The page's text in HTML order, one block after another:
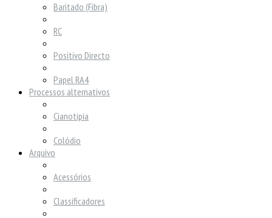
Baritado (Fibra)
RC
Positivo Directo
Papel RA4
Processos alternativos
Cianotipia
Colódio
Arquivo
Acessórios
Classificadores